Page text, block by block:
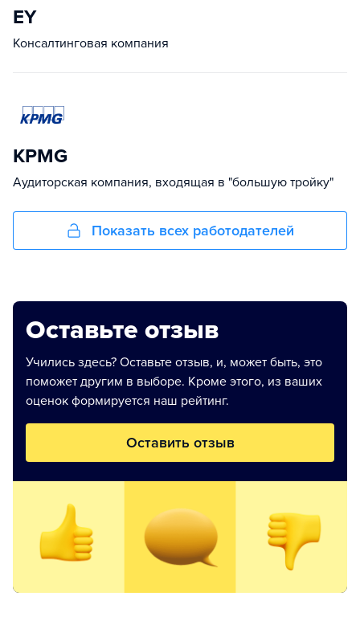
EY
Консалтинговая компания
KPMG
Аудиторская компания, входящая в "большую тройку"
Показать всех работодателей
Оставьте отзыв
Учились здесь? Оставьте отзыв, и, может быть, это
поможет другим в выборе. Кроме этого, из ваших
оценок формируется наш рейтинг.
Оставить отзыв